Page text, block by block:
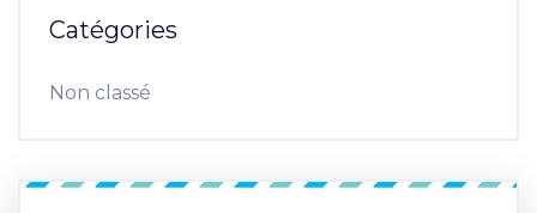
Catégories
Non classé